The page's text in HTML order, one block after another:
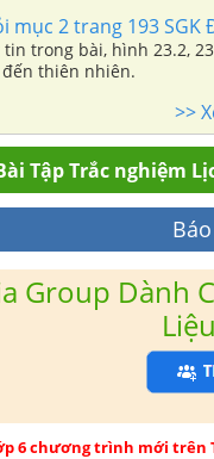
mục 2 trang 193 SGK
tin trong bài, hình 23.2,
thiên nhiên.
>>
Tập Trắc nghiệm
Group Dành
6 chương trình mới trên